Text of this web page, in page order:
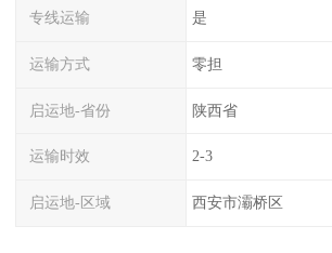
专线运输 是
运输方式 零担
启运地-省份 陕西省
运输时效 2-3
启运地-区域 西安市灞桥区